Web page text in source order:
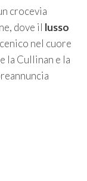
crocevia
dove il lusso
nel cuore
la Cullinan e la